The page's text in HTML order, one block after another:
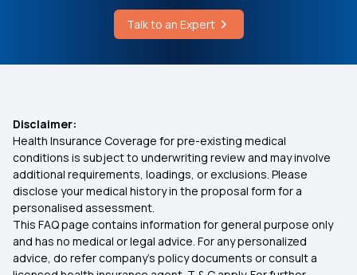
Talk to an Expert
Disclaimer:
Health Insurance Coverage for pre-existing medical
conditions is subject to underwriting review and may involve
additional requirements, loadings, or exclusions. Please
disclose your medical history in the proposal form for a
personalised assessment.
This FAQ page contains information for general purpose only
and has no medical or legal advice. For any personalized
advice, do refer company's policy documents or consult a